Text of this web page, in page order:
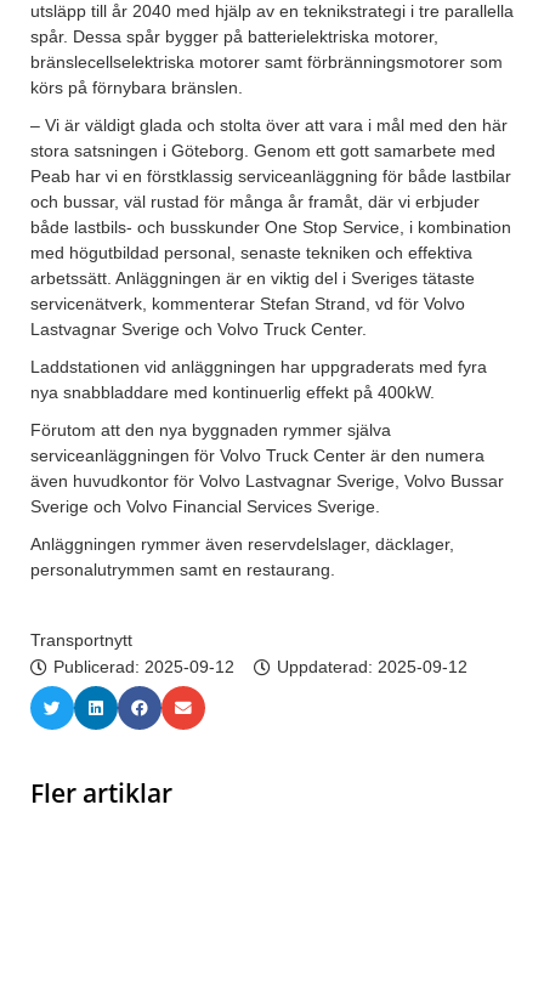
utsläpp till år 2040 med hjälp av en teknikstrategi i tre parallella
spår. Dessa spår bygger på batterielektriska motorer,
bränslecellselektriska motorer samt förbränningsmotorer som
körs på förnybara bränslen.
– Vi är väldigt glada och stolta över att vara i mål med den här
stora satsningen i Göteborg. Genom ett gott samarbete med
Peab har vi en förstklassig serviceanläggning för både lastbilar
och bussar, väl rustad för många år framåt, där vi erbjuder
både lastbils- och busskunder One Stop Service, i kombination
med högutbildad personal, senaste tekniken och effektiva
arbetssätt. Anläggningen är en viktig del i Sveriges tätaste
servicenätverk, kommenterar Stefan Strand, vd för Volvo
Lastvagnar Sverige och Volvo Truck Center.
Laddstationen vid anläggningen har uppgraderats med fyra
nya snabbladdare med kontinuerlig effekt på 400kW.
Förutom att den nya byggnaden rymmer själva
serviceanläggningen för Volvo Truck Center är den numera
även huvudkontor för Volvo Lastvagnar Sverige, Volvo Bussar
Sverige och Volvo Financial Services Sverige.
Anläggningen rymmer även reservdelslager, däcklager,
personalutrymmen samt en restaurang.
Transportnytt
Publicerad: 2025-09-12 Uppdaterad: 2025-09-12
Fler artiklar